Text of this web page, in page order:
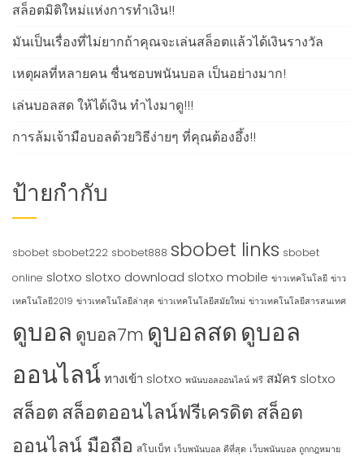
สล็อตมิติใหม่แห่งการทำเงิน!!
มันเป็นเรื่องที่ไม่ยากถ้าคุณจะเล่นสล็อตแล้วได้เงินรางวัล
เหตุผลที่หลายคน ชื่นชอบพนันบอล เป็นอย่างมาก!
เล่นบอลสด ให้ได้เงิน ทำไงมาดู!!!
การล้มเจ้ามือบอลด้วยวิธีง่ายๆ ที่คุณต้องอึ้ง!!
ป้ายกำกับ
sbobet sbobet222 sbobet888 sbobet links sbobet
online slotxo slotxo download slotxo mobile ข่าวเทคโนโลยี ข่าว
เทคโนโลยี2019 ข่าวเทคโนโลยีล่าสุด ข่าวเทคโนโลยีสมัยใหม่ ข่าวเทคโนโลยีสารสนเทศ
ดูบอล ดูบอล7m ดูบอลสดดูบอล
ออนไลน์ทางเข้า slotxo พนันบอลออนไลน์ ฟรี สมัคร slotxo
สล็อตสล็อตออนไลน์ฟรีเครดิตสล็อต
ออนไลน์ มือถือ สโบเบ็ท เว็บพนันบอล ดีที่สุด เว็บพนันบอล ถูกกฎหมาย